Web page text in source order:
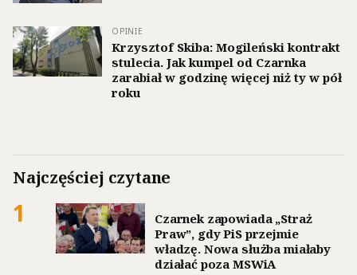
OPINIE
Krzysztof Skiba: Mogileński kontrakt
stulecia. Jak kumpel od Czarnka
zarabiał w godzinę więcej niż ty w pół
roku
Najczęściej czytane
1
Czarnek zapowiada „Straż
Praw”, gdy PiS przejmie
władzę. Nowa służba miałaby
działać poza MSWiA